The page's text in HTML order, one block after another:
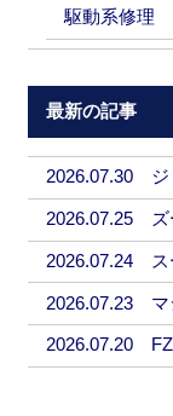
駆動系修理
最新の記事
2026.07.30
2026.07.25
2026.07.24
2026.07.23 マ
2026.07.20